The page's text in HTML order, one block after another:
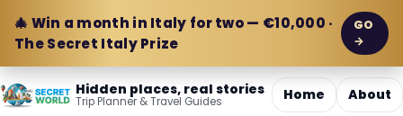
🎄 Win a month in Italy for two — €10,000 ·
The Secret Italy Prize
GO
→
Hidden places, real stories
Trip Planner & Travel Guides Home About